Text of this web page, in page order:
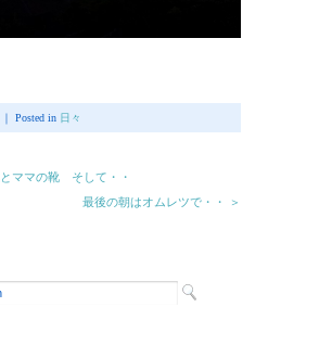
Posted in 日々
とママの靴 そして・・
最後の朝はオムレツで・・ ＞